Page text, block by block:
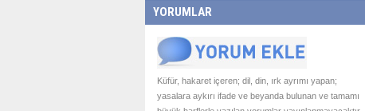
YORUMLAR
Küfür, hakaret içeren; dil, din, ırk ayrımı yapan;
yasalara aykırı ifade ve beyanda bulunan ve tamamı